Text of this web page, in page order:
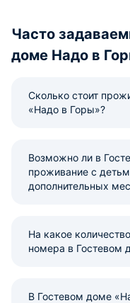
Часто
доме Надо в
Сколько стоит
«Надо в Горы»?
Возможно ли в
проживание с
дополнительных
На какое
номера в Гостевом
В Гостевом доме